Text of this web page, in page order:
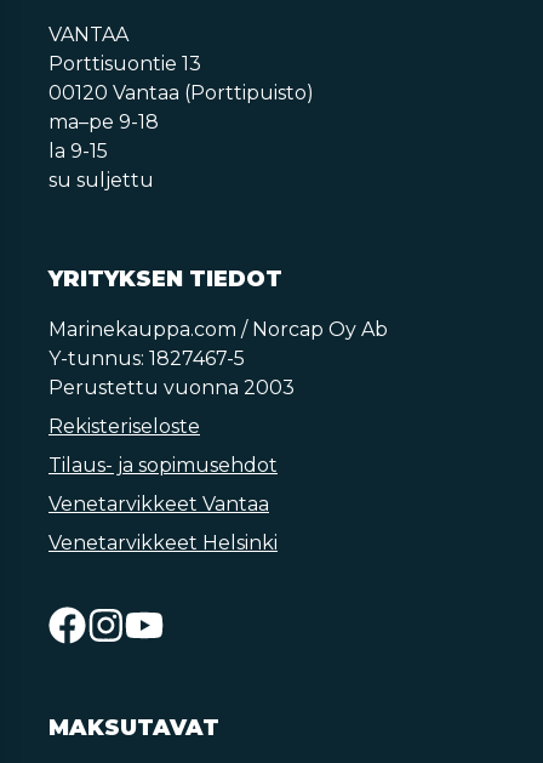
VANTAA
Porttisuontie 13
00120 Vantaa (Porttipuisto)
ma–pe 9-18
la 9-15
su suljettu
YRITYKSEN TIEDOT
Marinekauppa.com / Norcap Oy Ab
Y-tunnus: 1827467-5
Perustettu vuonna 2003
Rekisteriseloste
Tilaus- ja sopimusehdot
Venetarvikkeet Vantaa
Venetarvikkeet Helsinki
MAKSUTAVAT